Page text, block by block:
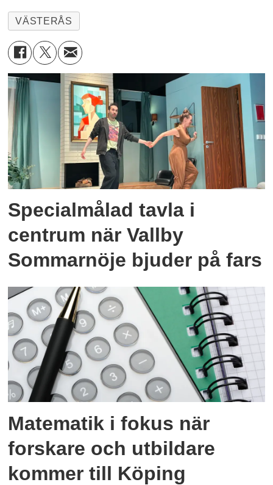
VÄSTERÅS
Specialmålad tavla i
centrum när Vallby
Sommarnöje bjuder på fars
Matematik i fokus när
forskare och utbildare
kommer till Köping